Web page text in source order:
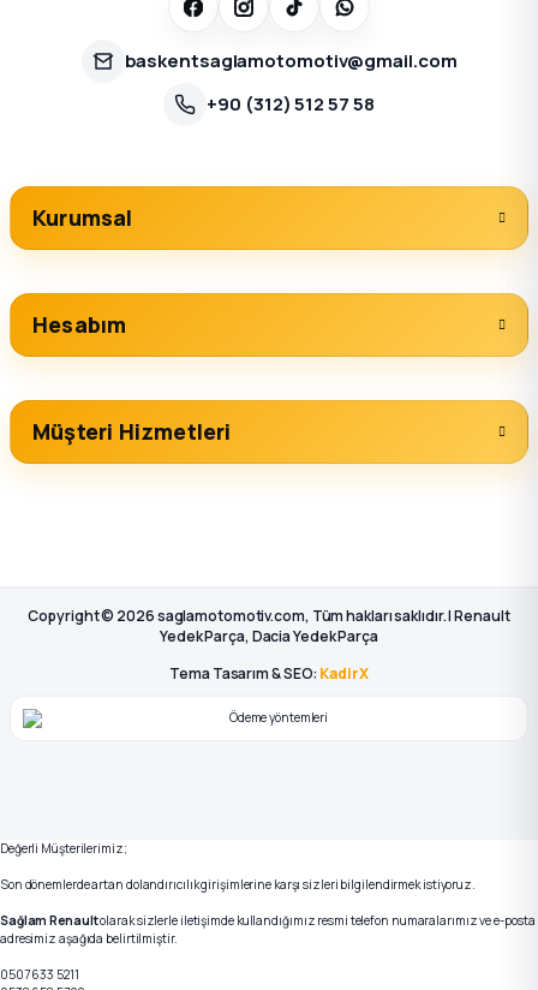
baskentsaglamotomotiv@gmail.com
+90 (312) 512 57 58
Kurumsal
Hesabım
Müşteri Hizmetleri
Copyright © 2026 saglamotomotiv.com, Tüm hakları saklıdır. | Renault
Yedek Parça, Dacia Yedek Parça
Tema Tasarım & SEO: KadirX
Değerli Müşterilerimiz;
Son dönemlerde artan dolandırıcılık girişimlerine karşı sizleri bilgilendirmek istiyoruz.
Sağlam Renaultolarak sizlerle iletişimde kullandığımız resmi telefon numaralarımız ve e-posta
adresimiz aşağıda belirtilmiştir.
0507 633 5211